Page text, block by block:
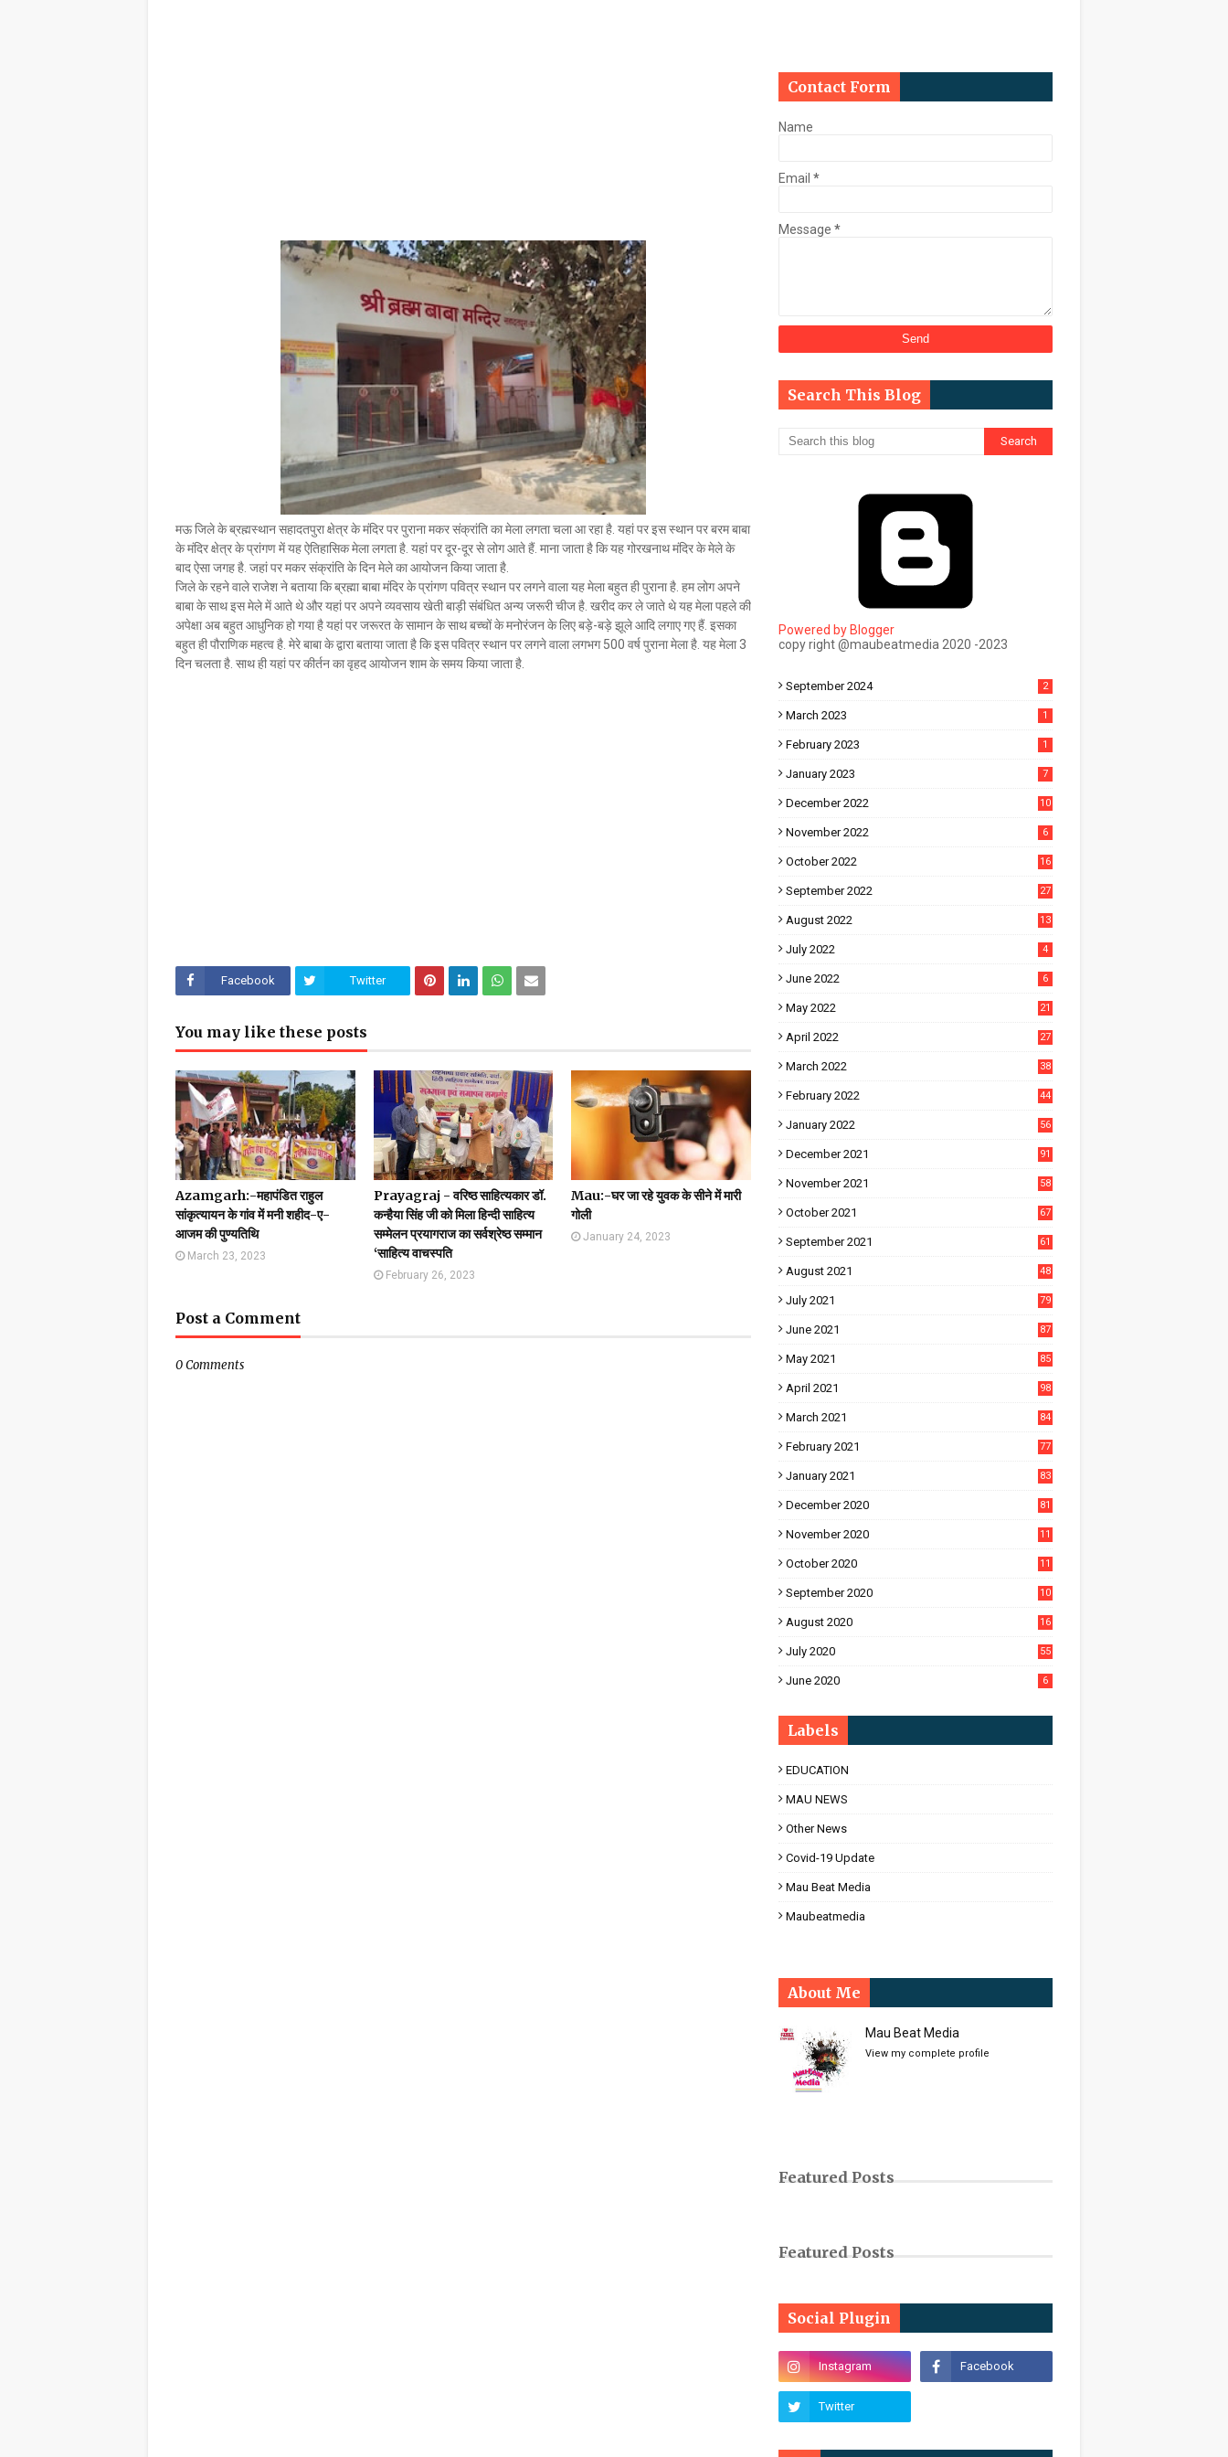
Mau:-ठंड को देखते हुए एक से आठ तक के विद्यालय 31 दिसंबर तक बंद
UP:- यूपी निकाय चुनाव पर हाई कोर्ट का बड़ा फैसला, OBC आरक्षण रद्द, तत्काल चुनाव कराने के निर्देश
Mau:-यूपी में अब रात 11.00 बजे के बाद नहीं चलेंगी रोडवेज बसें
Mau Beat Media-Dec 21 2022
Mau:- V-Mart को जिला प्रशासन ने किया सील
Mau Beat Media-Dec 19 2022
Mau:-माफिया मुख्तार अंसारी के सहयोगी रफीक पर बड़ी कार्रवाई, गैंगस्टर एक्ट के तहत डेढ़ करोड़ की संपत्ति कुर्क
Mau Beat Media-Dec 14 2022
Mau:- प्री बोर्ड टापर्स को किया गया सम्मानित
Mau Beat Media-Dec 14 2022
Mau:-जिलाधिकारी ने गुंडा एक्ट के तहत 10 लोगों को किया जिला बदर
Mau Beat Media Dec 10 2022
Mau:-मऊ के काजीटोला निवासी गौरव वर्मा बने आइएएस
Mau Beat Media - Dec 06 2022
Mau:-शिव धनुष भंग,राम बारात कल
Nov 28 2022
Mau:-जांच में 74 खाद्य नमूनों में 19 में मिली मिलावट
Mau Beat Media-Nov 15 2022
Mau:-जिला पंचायत सदस्य प्रतिनिधि को बनाया बंधक
Mau Beat Media-Nov 14 2022
Mau:-सांप को हाथ में लपेटे में पहुंचा युवक अस्पताल, मची अफरा तफरी
Mau Beat Media-Nov 14 2022
Prayagraj:- इतिहास के पन्नों में विलुप्त हो गये स्वतंत्रता संग्राम के स्थल
Mau Beat Media
मऊ जिले के ब्रह्मस्थान सहादतपुरा क्षेत्र के मंदिर पर पुराना मकर संक्रांति का मेला लगता चला आ रहा है. यहां पर इस स्थान पर बरम बाबा
के मंदिर क्षेत्र के प्रांगण में यह ऐतिहासिक मेला लगता है. यहां पर दूर-दूर से लोग आते हैं. माना जाता है कि यह गोरखनाथ मंदिर के मेले के
बाद ऐसा जगह है. जहां पर मकर संक्रांति के दिन मेले का आयोजन किया जाता है.
जिले के रहने वाले राजेश ने बताया कि ब्रह्मा बाबा मंदिर के प्रांगण पवित्र स्थान पर लगने वाला यह मेला बहुत ही पुराना है. हम लोग अपने
बाबा के साथ इस मेले में आते थे और यहां पर अपने व्यवसाय खेती बाड़ी संबंधित अन्य जरूरी चीज है. खरीद कर ले जाते थे यह मेला पहले की
अपेक्षा अब बहुत आधुनिक हो गया है यहां पर जरूरत के सामान के साथ बच्चों के मनोरंजन के लिए बड़े-बड़े झूले आदि लगाए गए हैं. इसका
बहुत ही पौराणिक महत्व है. मेरे बाबा के द्वारा बताया जाता है कि इस पवित्र स्थान पर लगने वाला लगभग 500 वर्ष पुराना मेला है. यह मेला 3
दिन चलता है. साथ ही यहां पर कीर्तन का वृहद आयोजन शाम के समय किया जाता है.
Facebook Twitter
You may like these posts
Azamgarh:-महापंडित राहुल
सांकृत्यायन के गांव में मनी शहीद-ए-
आजम की पुण्यतिथि
March 23, 2023
Prayagraj - वरिष्ठ साहित्यकार डॉ.
कन्हैया सिंह जी को मिला हिन्दी साहित्य
सम्मेलन प्रयागराज का सर्वश्रेष्ठ सम्मान
‘साहित्य वाचस्पति
February 26, 2023
Mau:-घर जा रहे युवक के सीने में मारी
गोली
January 24, 2023
Post a Comment
0 Comments
Contact Form
Name
Email *
Message *
Search This Blog
Powered by Blogger
copy right @maubeatmedia 2020 -2023
September 2024 2
March 2023 1
February 2023 1
January 2023 7
December 2022 10
November 2022 6
October 2022 16
September 2022 27
August 2022 13
July 2022 4
June 2022 6
May 2022 21
April 2022 27
March 2022 38
February 2022 44
January 2022 56
December 2021 91
November 2021 58
October 2021 67
September 2021 61
August 2021 48
July 2021 79
June 2021 87
May 2021 85
April 2021 98
March 2021 84
February 2021 77
January 2021 83
December 2020 81
November 2020
11
October 2020
11
September 2020
10
August 2020
16
July 2020 55
June 2020 6
Labels
EDUCATION
MAU NEWS
Other News
Covid-19 Update
Mau Beat Media
Maubeatmedia
About Me
Mau Beat Media
View my complete profile
Featured Posts
Featured Posts
Social Plugin